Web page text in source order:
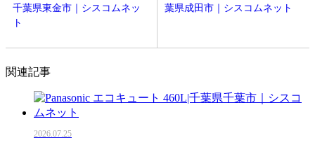
千葉県東金市｜シスコムネッ
ト
葉県成田市｜シスコムネット
関連記事
2026.07.25